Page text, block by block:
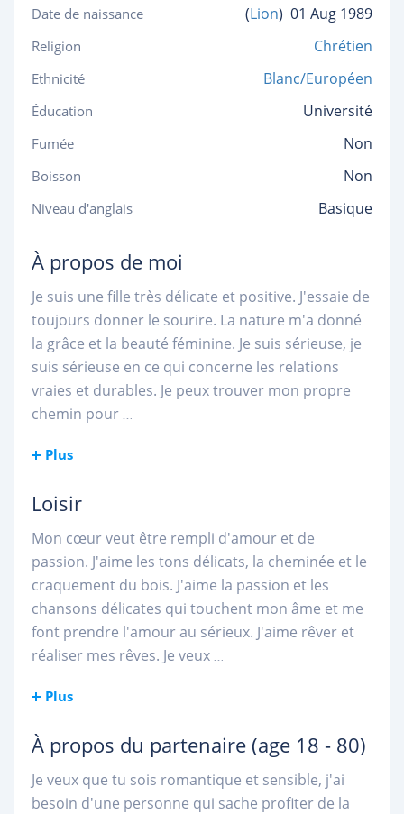
Date de naissance (Lion) 01 Aug 1989
Religion Chrétien
Ethnicité Blanc/Européen
Éducation Université
Fumée Non
Boisson Non
Niveau d'anglais Basique
À propos de moi
Je suis une fille très délicate et positive. J'essaie de
toujours donner le sourire. La nature m'a donné
la grâce et la beauté féminine. Je suis sérieuse, je
suis sérieuse en ce qui concerne les relations
vraies et durables. Je peux trouver mon propre
chemin pour...
Plus
Loisir
Mon cœur veut être rempli d'amour et de
passion. J'aime les tons délicats, la cheminée et le
craquement du bois. J'aime la passion et les
chansons délicates qui touchent mon âme et me
font prendre l'amour au sérieux. J'aime rêver et
réaliser mes rêves. Je veux...
Plus
À propos du partenaire (age 18 - 80)
Je veux que tu sois romantique et sensible, j'ai
besoin d'une personne qui sache profiter de la